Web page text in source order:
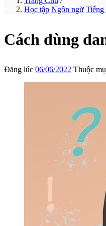
Học tập Ngôn ngữ Tiếng
Cách dùng
Đăng lúc 06/06/2022 Thuộc